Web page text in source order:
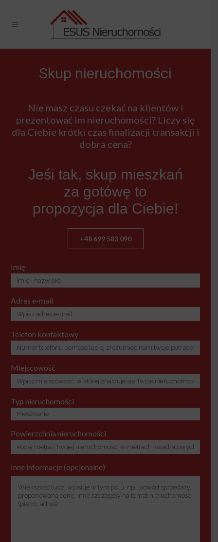
Skup nieruchomości
Nie masz czasu czekać na klientów i
prezentować im nieruchomości? Liczy się
dla Ciebie krótki czas finalizacji transakcji i
dobra cena?
Jeśi tak, skup mieszkań
za gotówę to
propozycja dla Ciebie!
+48 699 583 090
Imię
Adres e-mail
Telefon kontaktowy
Miejscowość
Typ nieruchomości
Powierzchnia nieruchomości
Inne informacje (opcjonalne)